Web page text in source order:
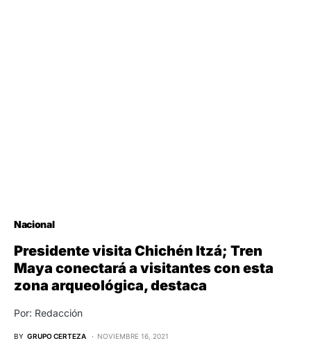
Nacional
Presidente visita Chichén Itzá; Tren
Maya conectará a visitantes con esta
zona arqueológica, destaca
Por: Redacción
BY GRUPO CERTEZA NOVIEMBRE 16, 2021